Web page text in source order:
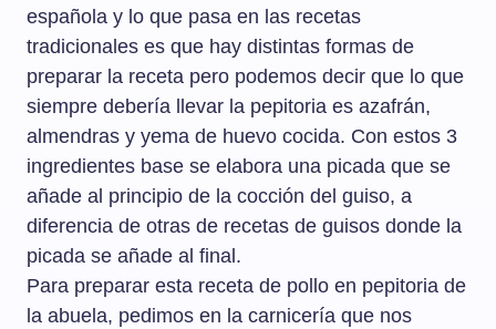
española y lo que pasa en las recetas
tradicionales es que hay distintas formas de
preparar la receta pero podemos decir que lo que
siempre debería llevar la pepitoria es azafrán,
almendras y yema de huevo cocida. Con estos 3
ingredientes base se elabora una picada que se
añade al principio de la cocción del guiso, a
diferencia de otras de recetas de guisos donde la
picada se añade al final.
Para preparar esta receta de pollo en pepitoria de
la abuela, pedimos en la carnicería que nos